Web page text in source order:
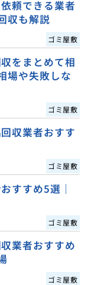
頼できる業者
収も解説
ゴミ屋敷
をまとめて相
場や失敗しな
ゴミ屋敷
収業者おすす
ゴミ屋敷
すすめ5選｜
ゴミ屋敷
業者おすすめ
ゴミ屋敷